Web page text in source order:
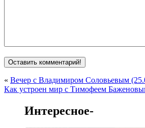
« Вечер с Владимиром Соловьевым
Как устроен мир с Тимофеем
Интересное-